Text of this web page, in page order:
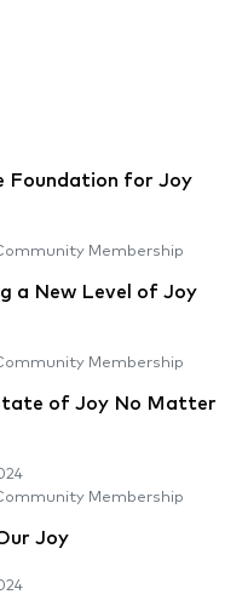
Foundation for Joy
Membership
a New Level of Joy
Membership
of Joy No Matter
Membership
Joy